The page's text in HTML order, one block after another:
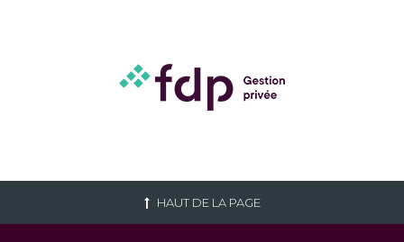
HAUT DE LA PAGE